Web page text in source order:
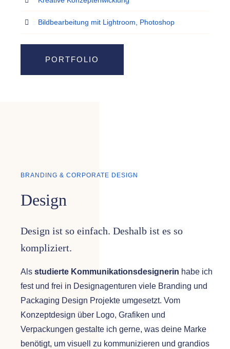
Bildbearbeitung mit Lightroom, Photoshop
PORTFOLIO
BRANDING & CORPORATE DESIGN
Design
Design ist so einfach. Deshalb ist es so
kompliziert.
Als studierte Kommunikationsdesignerin habe ich
fest und frei in Designagenturen viele Branding und
Packaging Design Projekte umgesetzt. Vom
Konzeptdesign über Logo, Grafiken und
Verpackungen gestalte ich gerne, was deine Marke
benötigt, um visuell zu kommunizieren und grandios